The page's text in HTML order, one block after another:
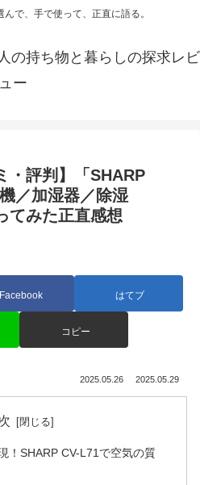
で、手で使って、正直に語る。
の持ち物と暮らしの探求レビ
ュー
・評判】「SHARP
／加湿器／除湿
てみた正直感想
Facebook はてブ
コピー
2025.05.26 2025.05.29
！SHARP CV-L71で空気の質